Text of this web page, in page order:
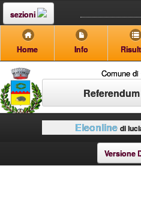
sezioni
Home Info
Comune
Eleonline di
Versione